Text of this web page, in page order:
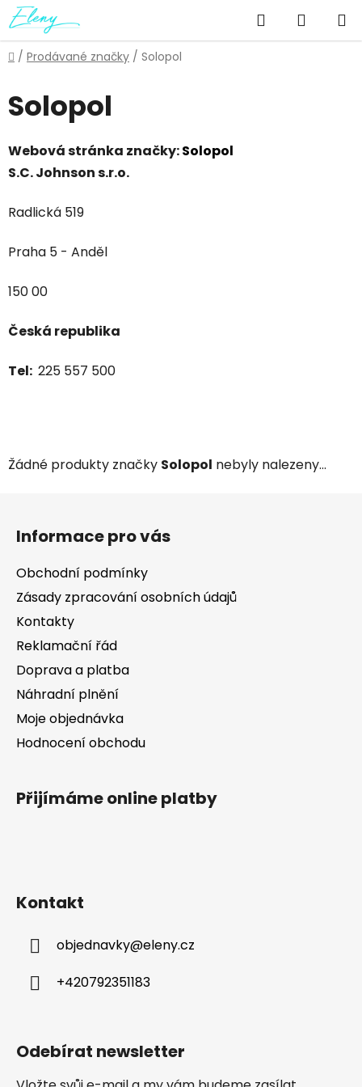
Přejít
na
obsah
Hledat
KOŠÍK
Domů
/ Prodávané značky / Solopol
Solopol
Webová stránka značky:Solopol
S.C. Johnson s.r.o.
Radlická 519
Praha 5 - Anděl
150 00
Česká republika
Tel: 225 557 500
Žádné produkty značky Solopol nebyly nalezeny...
Informace pro vás
Obchodní podmínky
Zásady zpracování osobních údajů
Kontakty
Reklamační řád
Doprava a platba
Náhradní plnění
Moje objednávka
Hodnocení obchodu
Přijímáme online platby
Kontakt
objednavky@eleny.cz
+420792351183
Odebírat newsletter